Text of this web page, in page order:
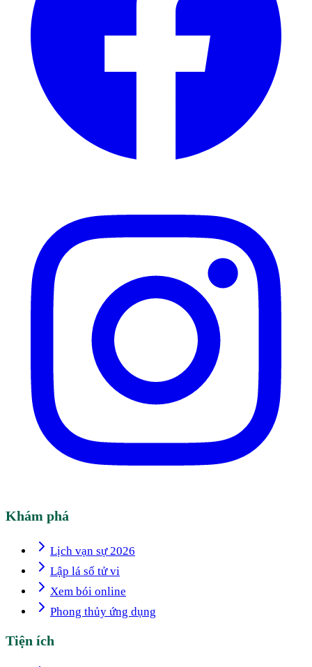
Khám phá
Lịch vạn sự 2026
Lập lá số tử vi
Xem bói online
Phong thủy ứng dụng
Tiện ích